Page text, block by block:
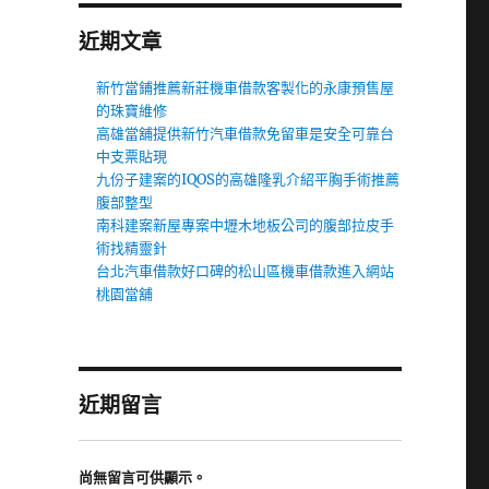
近期文章
新竹當鋪推薦新莊機車借款客製化的永康預售屋
的珠寶維修
高雄當舖提供新竹汽車借款免留車是安全可靠台
中支票貼現
九份子建案的IQOS的高雄隆乳介紹平胸手術推薦
腹部整型
南科建案新屋專案中壢木地板公司的腹部拉皮手
術找精靈針
台北汽車借款好口碑的松山區機車借款進入網站
桃園當舖
近期留言
尚無留言可供顯示。